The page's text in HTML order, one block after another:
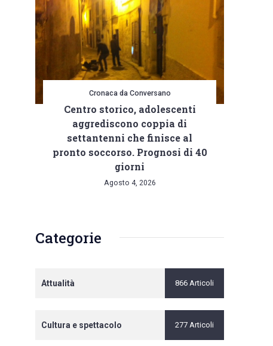
Cronaca da Conversano
Centro storico, adolescenti
aggrediscono coppia di
settantenni che finisce al
pronto soccorso. Prognosi di 40
giorni
Agosto 4, 2026
Categorie
Attualità 866 Articoli
Cultura e spettacolo 277 Articoli